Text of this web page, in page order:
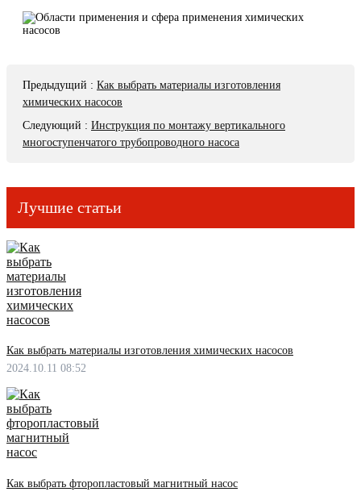
Предыдущий : Как выбрать материалы изготовления
химических насосов
Следующий : Инструкция по монтажу вертикального
многоступенчатого трубопроводного насоса
Лучшие статьи
Как выбрать материалы изготовления химических насосов
2024.10.11 08:52
Как выбрать фторопластовый магнитный насос